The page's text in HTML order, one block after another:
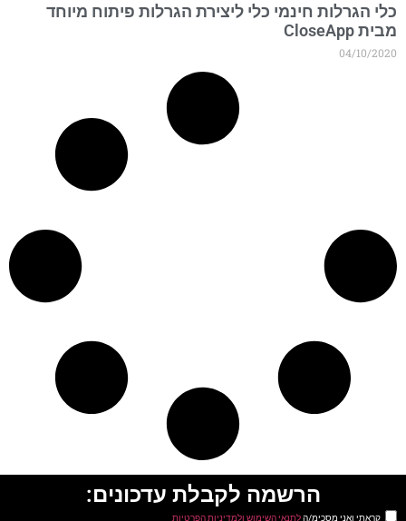
כלי הגרלות חינמי כלי ליצירת הגרלות פיתוח מיוחד
מבית CloseApp
04/10/2020
הרשמה לקבלת עדכונים:
קראתי ואני מסכימ/הלתנאי השימוש ולמדיניות הפרטיות